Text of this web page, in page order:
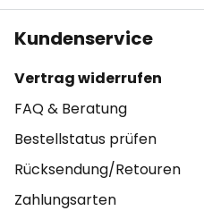
Kundenservice
Vertrag widerrufen
FAQ & Beratung
Bestellstatus prüfen
Rücksendung/Retouren
Zahlungsarten